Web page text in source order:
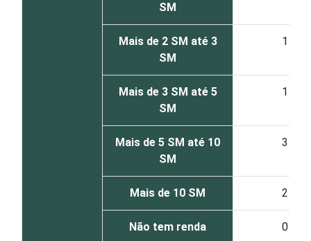
SM
Mais de 2 SM até 3
SM
1
Mais de 3 SM até 5
SM
1
Mais de 5 SM até 10
SM
3
Mais de 10 SM 2
Não tem renda 0